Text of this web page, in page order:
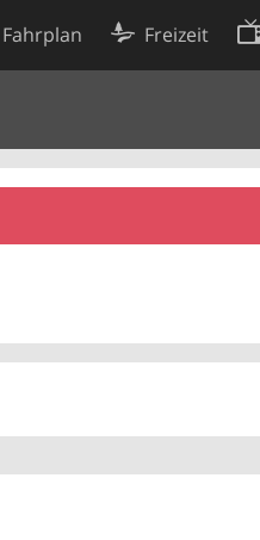
Fahrplan Freizeit
Cookie-Einstellungen
Entwickler